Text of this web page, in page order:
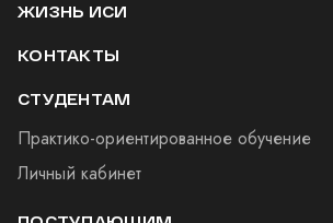
ЖИЗНЬ ИСИ
КОНТАКТЫ
СТУДЕНТАМ
Практико-ориентированное обучение
Личный кабинет